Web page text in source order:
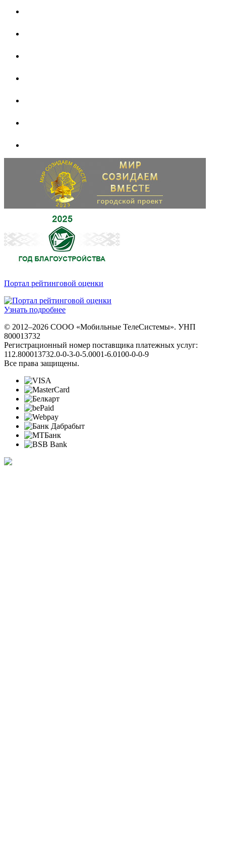
Портал рейтинговой оценки
Узнать подробнее
© 2012–2026 СООО «Мобильные ТелеСистемы». УНП
800013732
Регистрационный номер поставщика платежных услуг:
112.800013732.0-0-3-0-5.0001-6.0100-0-0-9
Все права защищены.